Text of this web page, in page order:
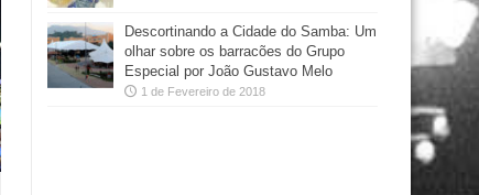
Descortinando a Cidade do Samba: Um
olhar sobre os barracões do Grupo
Especial por João Gustavo Melo
1 de Fevereiro de 2018